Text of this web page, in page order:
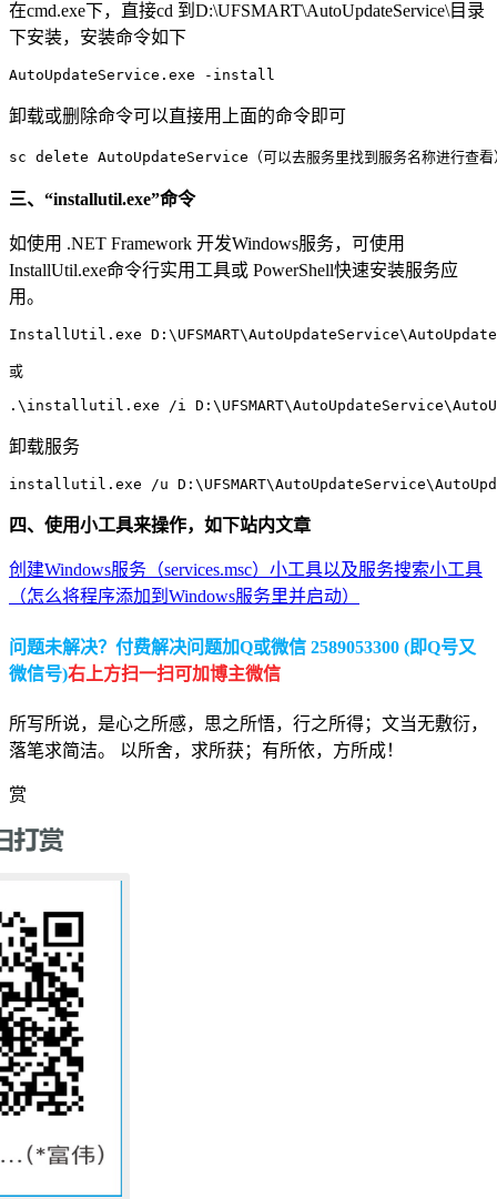
在cmd.exe下，直接cd 到D:\UFSMART\AutoUpdateService\目录
下安装，安装命令如下
AutoUpdateService.exe -install
卸载或删除命令可以直接用上面的命令即可
sc delete AutoUpdateService（可以去服务里找到服务名称进行查看
三、“installutil.exe”命令
如使用 .NET Framework 开发Windows服务，可使用
InstallUtil.exe命令行实用工具或 PowerShell快速安装服务应
用。
InstallUtil.exe
或
卸载服务
installutil.exe /u
四、使用小工具来操作，如下站内文章
创建Windows服务（services.msc）小工具以及服务搜索小工具
（怎么将程序添加到Windows服务里并启动）
问题未解决？付费解决问题加Q或微信 2589053300 (即Q号又
微信号)右上方扫一扫可加博主微信
所写所说，是心之所感，思之所悟，行之所得；文当无敷衍，
落笔求简洁。 以所舍，求所获；有所依，方所成！
赏